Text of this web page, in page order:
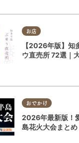
お店
【2026年版】知
ウ直売所 72選｜
ほかエリア別に
おでかけ
2026年最新版！
島花火大会まとめ